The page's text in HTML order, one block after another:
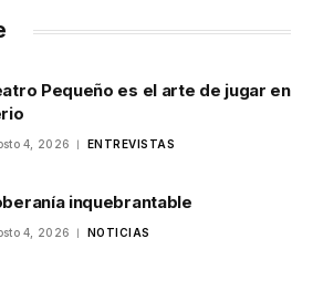
Pequeño es el arte de jugar en
4, 2026 ENTREVISTAS
inquebrantable
4, 2026 NOTICIAS